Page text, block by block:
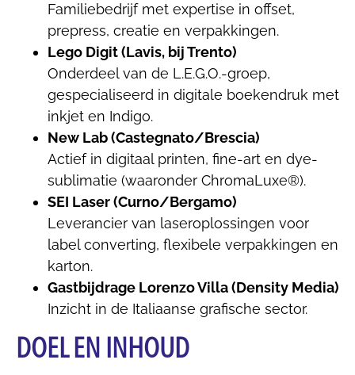
Familiebedrijf met expertise in offset,
prepress, creatie en verpakkingen.
Lego Digit (Lavis, bij Trento)
Onderdeel van de L.E.G.O.-groep,
gespecialiseerd in digitale boekendruk met
inkjet en Indigo.
New Lab (Castegnato/Brescia)
Actief in digitaal printen, fine-art en dye-
sublimatie (waaronder ChromaLuxe®).
SEI Laser (Curno/Bergamo)
Leverancier van laseroplossingen voor
label converting, flexibele verpakkingen en
karton.
Gastbijdrage Lorenzo Villa (Density Media)
Inzicht in de Italiaanse grafische sector.
DOEL EN INHOUD